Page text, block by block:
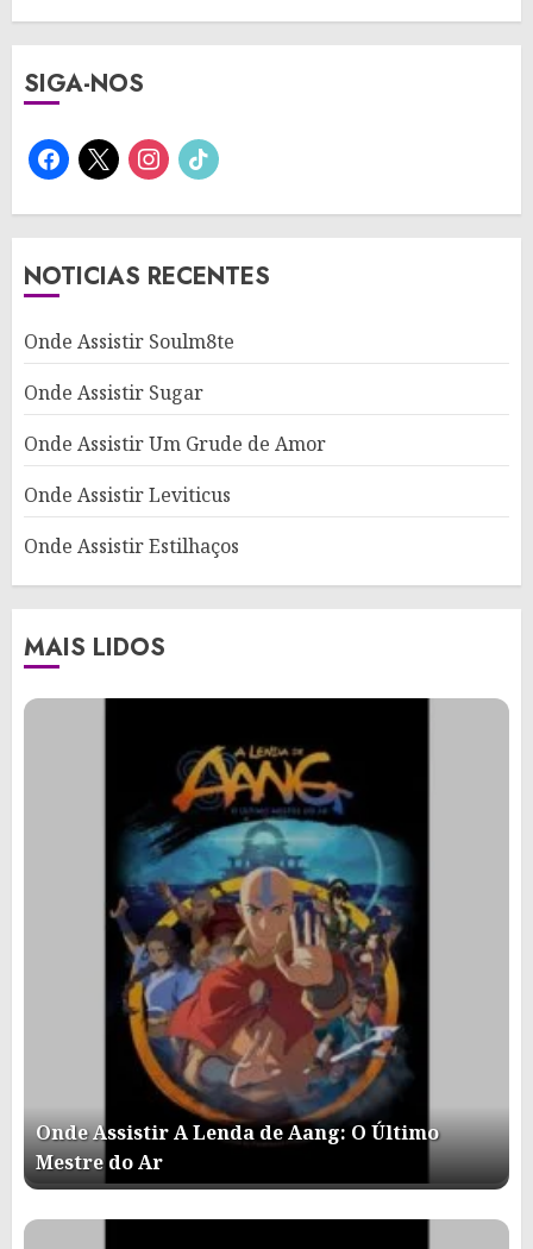
SIGA-NOS
facebook
x instagram
tiktok
NOTICIAS RECENTES
Onde Assistir Soulm8te
Onde Assistir Sugar
Onde Assistir Um Grude de Amor
Onde Assistir Leviticus
Onde Assistir Estilhaços
MAIS LIDOS
Onde Assistir A Lenda de Aang: O Último
Mestre do Ar